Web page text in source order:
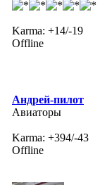
Karma: +14/-19
Offline
Андрей-пилот
Авиаторы
Karma: +394/-43
Offline